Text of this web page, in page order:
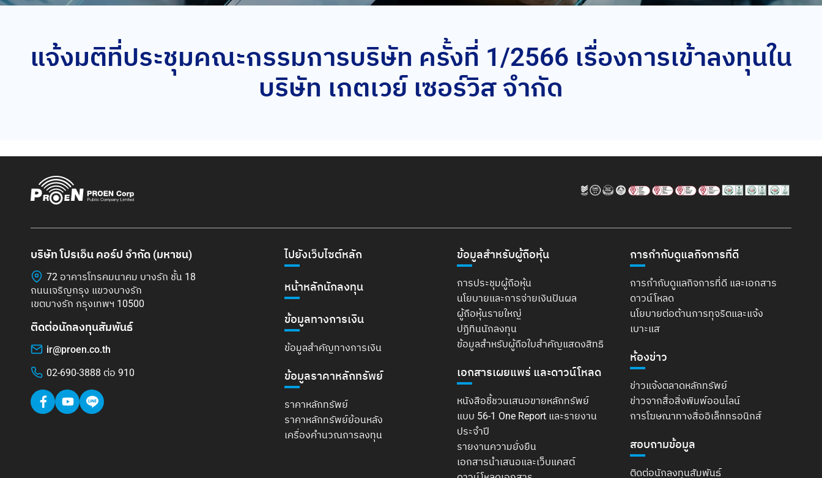
แจ้งมติที่ประชุมคณะกรรมการบริษัท ครั้งที่ 1/2566 เรื่องการเข้าลงทุนใน
บริษัท เกตเวย์ เซอร์วิส จำกัด
บริษัท โปรเอ็น คอร์ป จำกัด (มหาชน)
72 อาคารโทรคมนาคม บางรัก ชั้น 18
ถนนเจริญกรุง แขวงบางรัก
เขตบางรัก กรุงเทพฯ 10500
ติดต่อนักลงทุนสัมพันธ์
ir@proen.co.th
02-690-3888 ต่อ 910
ไปยังเว็บไซต์หลัก
หน้าหลักนักลงทุน
ข้อมูลทางการเงิน
ข้อมูลสำคัญทางการเงิน
ข้อมูลราคาหลักทรัพย์
ราคาหลักทรัพย์
ราคาหลักทรัพย์ย้อนหลัง
เครื่องคำนวณการลงทุน
ข้อมูลสำหรับผู้ถือหุ้น
การประชุมผู้ถือหุ้น
นโยบายและการจ่ายเงินปันผล
ผู้ถือหุ้นรายใหญ่
ปฏิทินนักลงทุน
ข้อมูลสำหรับผู้ถือใบสำคัญแสดงสิทธิ
เอกสารเผยแพร่ และดาวน์โหลด
หนังสือชี้ชวนเสนอขายหลักทรัพย์
แบบ 56-1 One Report และรายงาน
ประจำปี
รายงานความยั่งยืน
เอกสารนำเสนอและเว็บแคสต์
การกำกับดูแลกิจการที่ดี
การกำกับดูแลกิจการที่ดี และเอกสาร
ดาวน์โหลด
นโยบายต่อต้านการทุจริตและแจ้ง
เบาะแส
ห้องข่าว
ข่าวแจ้งตลาดหลักทรัพย์
ข่าวจากสื่อสิ่งพิมพ์ออนไลน์
การโฆษณาทางสื่ออิเล็กทรอนิกส์
สอบถามข้อมูล
ติดต่อนักลงทุนสัมพันธ์